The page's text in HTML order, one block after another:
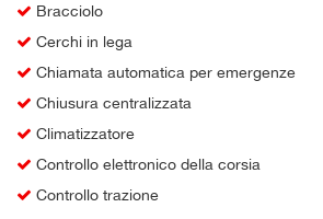
Bracciolo
Cerchi in lega
Chiamata automatica per emergenze
Chiusura centralizzata
Climatizzatore
Controllo elettronico della corsia
Controllo trazione